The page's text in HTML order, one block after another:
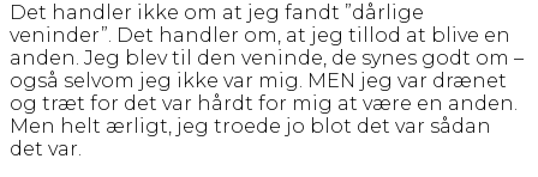
Det handler ikke om at jeg fandt ”dårlige
veninder”. Det handler om, at jeg tillod at blive en
anden. Jeg blev til den veninde, de synes godt om –
også selvom jeg ikke var mig. MEN jeg var drænet
og træt for det var hårdt for mig at være en anden.
Men helt ærligt, jeg troede jo blot det var sådan
det var.